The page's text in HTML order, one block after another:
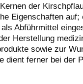
der
Eigenschaften auf;
Abführmittel
Herstellung
sowie zur
dient ferner bei der